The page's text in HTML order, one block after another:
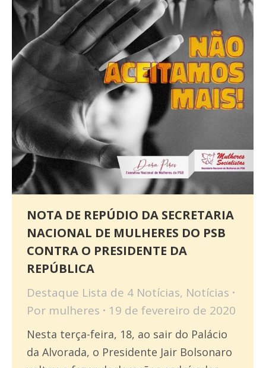
NOTA DE REPÚDIO DA SECRETARIA
NACIONAL DE MULHERES DO PSB
CONTRA O PRESIDENTE DA
REPÚBLICA
Destaque Lista de 4 Notícias, Notícias
Por mulheres 19 de fevereiro de 2020
Nesta terça-feira, 18, ao sair do Palácio
da Alvorada, o Presidente Jair Bolsonaro